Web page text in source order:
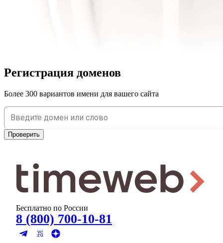
Регистрация доменов
Более 300 вариантов имени для вашего сайта
Проверить
Бесплатно по России
8 (800) 700-10-81